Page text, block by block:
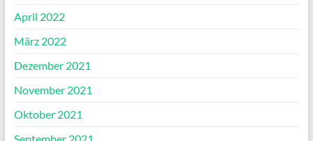
April 2022
März 2022
Dezember 2021
November 2021
Oktober 2021